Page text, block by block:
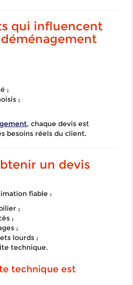
qui influencent
;
;
, chaque devis est
besoins réels du client.
un devis
fiable :
;
;
;
lourds ;
technique.
technique est